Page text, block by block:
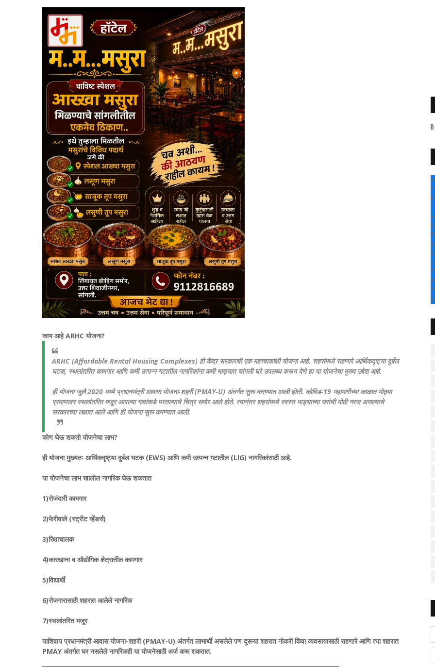
काय आहे ARHC योजना?
ARHC (Affordable Rental Housing Complexes) ही केंद्र सरकारची एक महत्त्वाकांक्षी योजना आहे. शहरांमध्ये राहणारे आर्थिकदृष्ट्या दुर्बल
घटक, स्थलांतरित कामगार आणि कमी उत्पन्न गटातील नागरिकांना कमी भाड्यात चांगली घरे उपलब्ध करून देणे हा या योजनेचा मुख्य उद्देश आहे.
ही योजना जुलै 2020 मध्ये प्रधानमंत्री आवास योजना-शहरी (PMAY-U) अंतर्गत सुरू करण्यात आली होती. कोविड-19 महामारीच्या काळात मोठ्या
प्रमाणावर स्थलांतरित मजूर आपल्या गावांकडे परतल्याचे चित्र समोर आले होते. त्यानंतर शहरांमध्ये स्वस्त भाड्याच्या घरांची मोठी गरज असल्याचे
सरकारच्या लक्षात आले आणि ही योजना सुरू करण्यात आली.
कोण घेऊ शकतो योजनेचा लाभ?
ही योजना मुख्यतः आर्थिकदृष्ट्या दुर्बल घटक (EWS) आणि कमी उत्पन्न गटातील (LIG) नागरिकांसाठी आहे.
या योजनेचा लाभ खालील नागरिक घेऊ शकतात
1)रोजंदारी कामगार
2)फेरीवाले (स्ट्रीट व्हेंडर्स)
3)रिक्षाचालक
4)कारखाना व औद्योगिक क्षेत्रातील कामगार
5)विद्यार्थी
6)रोजगारासाठी शहरात आलेले नागरिक
7)स्थलांतरित मजूर
याशिवाय प्रधानमंत्री आवास योजना-शहरी (PMAY-U) अंतर्गत लाभार्थी असलेले पण दुसऱ्या शहरात नोकरी किंवा व्यवसायासाठी राहणारे आणि त्या शहरात
PMAY अंतर्गत घर नसलेले नागरिकही या योजनेसाठी अर्ज करू शकतात.
" सांगली दर्पण न्यूज वर
+
°
C
+
+